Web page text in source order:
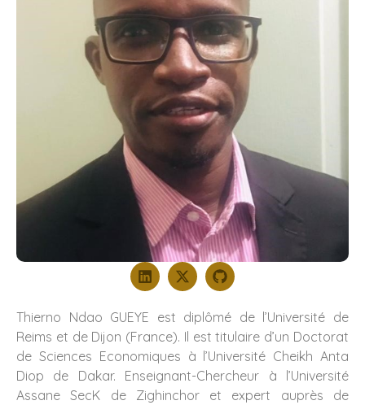
Thierno Ndao GUEYE est diplômé de l’Université de
Reims et de Dijon (France). Il est titulaire d’un Doctorat
de Sciences Economiques à l’Université Cheikh Anta
Diop de Dakar. Enseignant-Chercheur à l’Université
Assane SecK de Zighinchor et expert auprès de